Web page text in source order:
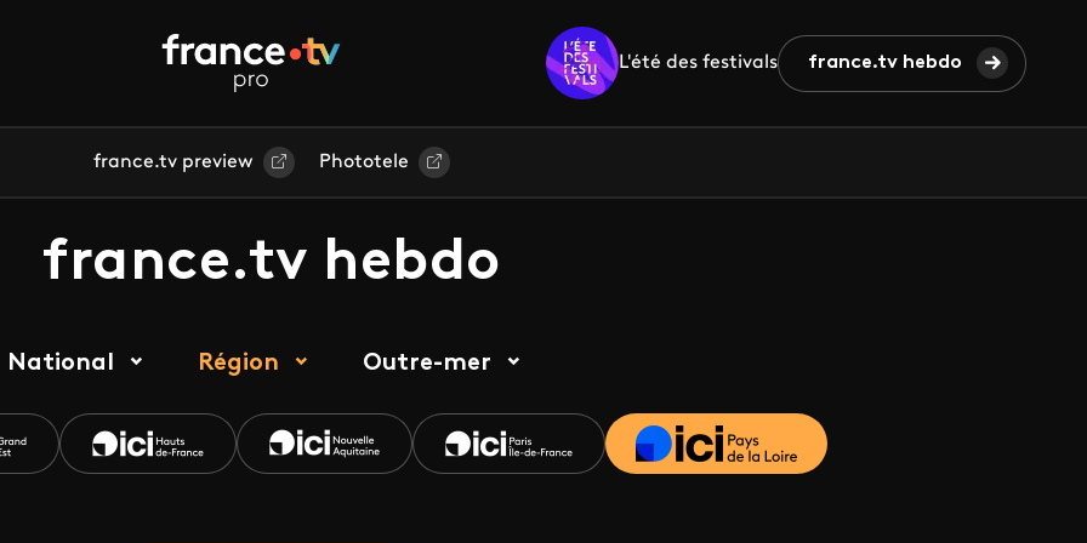
L'été des festivals france.tv hebdo
france.tv preview Phototele
france.tv hebdo
National Région Outre-mer